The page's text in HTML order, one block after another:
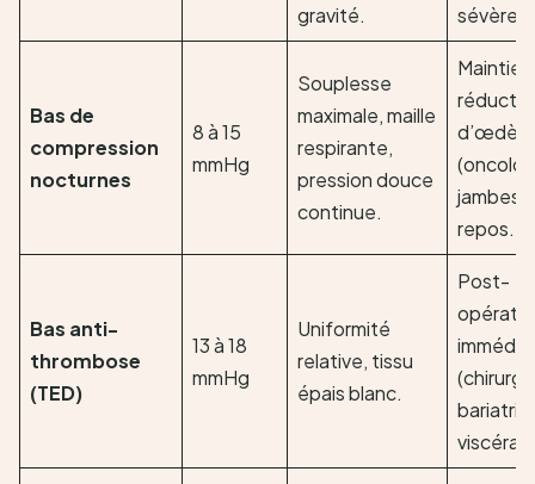
gravité.
sévères.
Bas de
compression
nocturnes
8 à 15
mmHg
Souplesse
maximale, maille
respirante,
pression douce
continue.
jambes
repos.
Bas anti-
thrombose
(TED)
13 à 18
mmHg
Uniformité
relative, tissu
épais blanc.
Post-